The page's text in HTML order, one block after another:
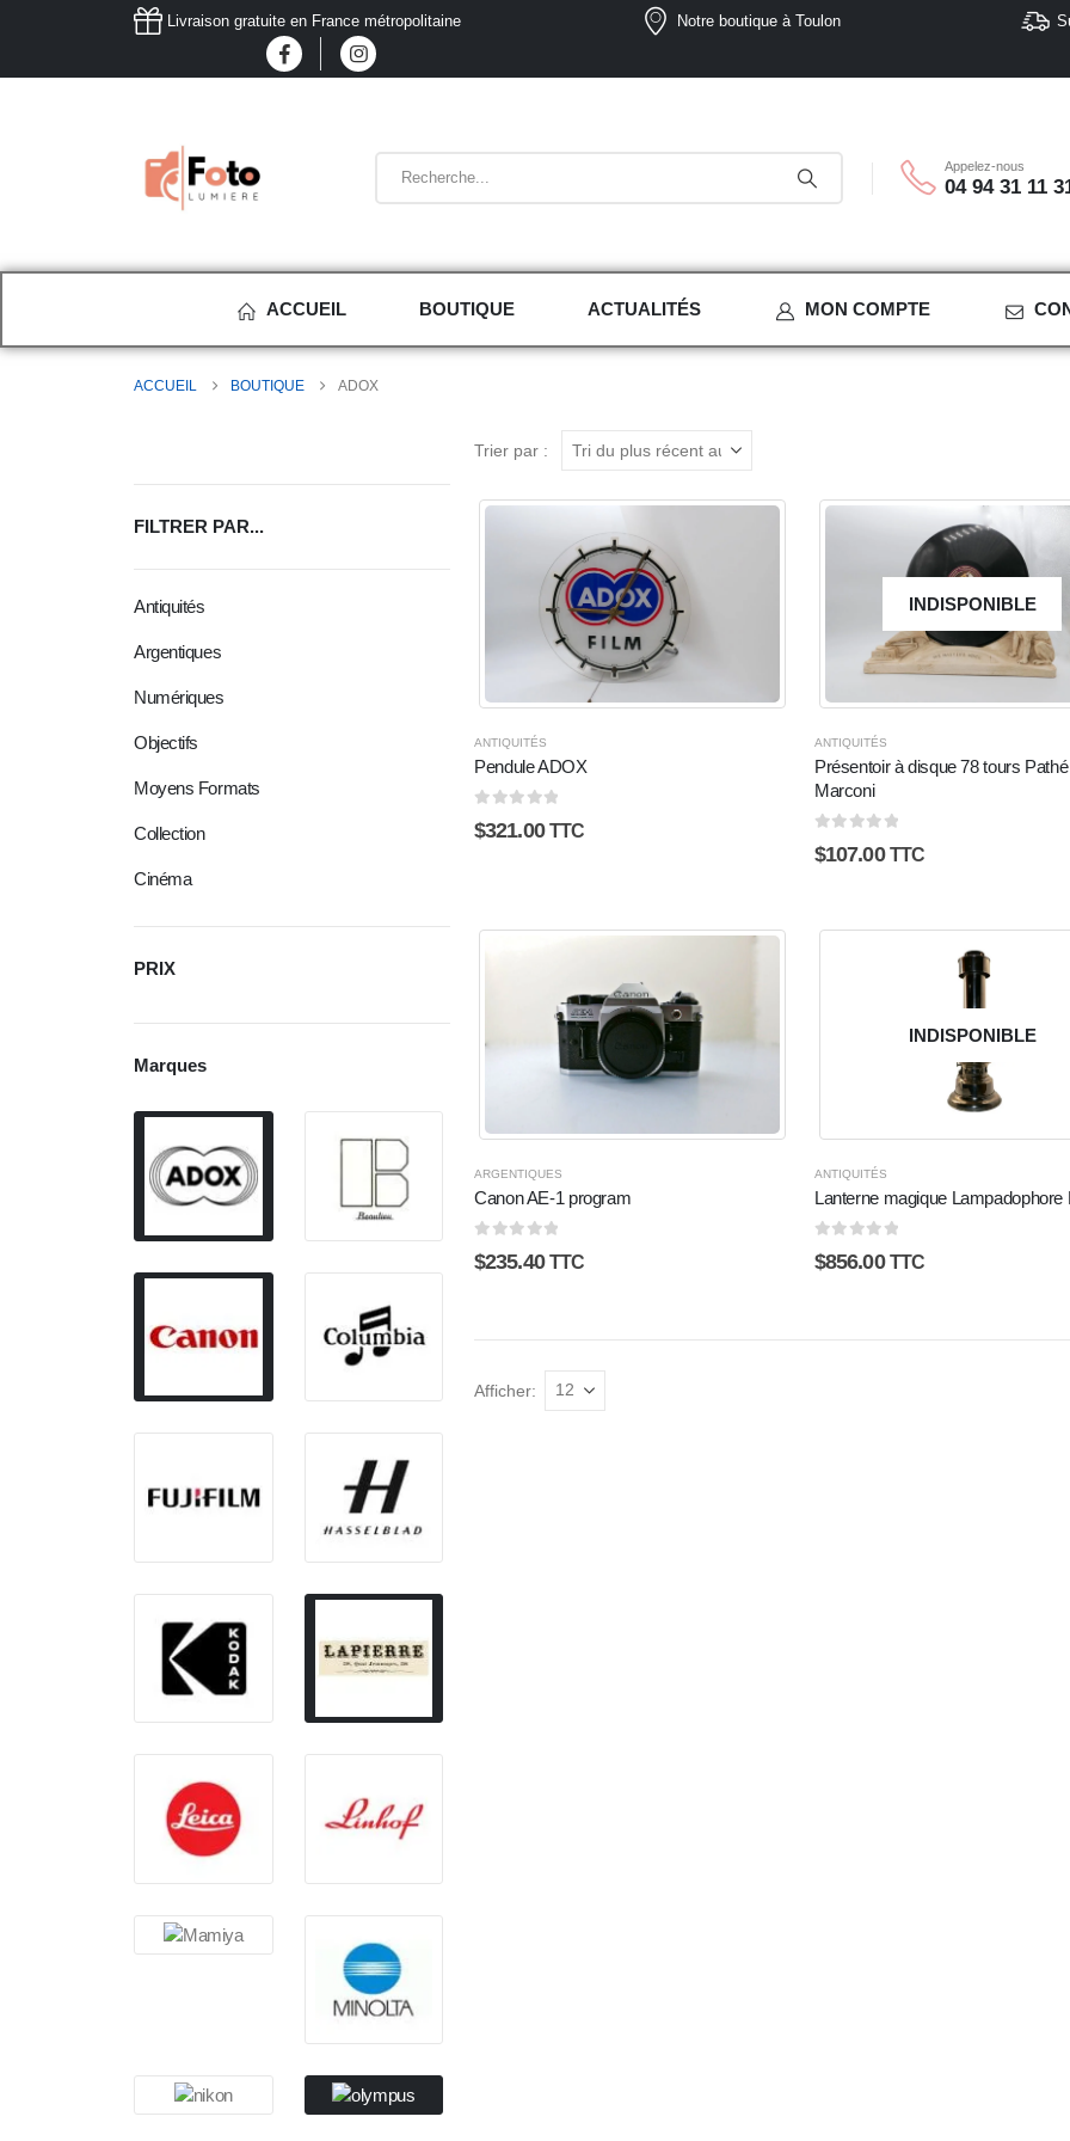
Notre boutique à Toulon
Livraison gratuite en France métropolitaine
Appelez-nous
04 94 31 11
ACCUEIL BOUTIQUE ACTUALITÉS MON COMPTE
ACCUEIL BOUTIQUE ADOX
Trier par :
ANTIQUITÉS
Pendule ADOX
0
$321.00 TTC
INDISPONIBLE
ANTIQUITÉS
Présentoir à disque 78 tours Pathé
Marconi
0
$107.00 TTC
ARGENTIQUES
Canon AE-1 program
$235.40 TTC
INDISPONIBLE
ANTIQUITÉS
Lanterne magique Lampadophore
$856.00 TTC
Afficher:
FILTRER PAR...
Antiquités
Argentiques
Numériques
Objectifs
Moyens Formats
Collection
Cinéma
PRIX
Marques